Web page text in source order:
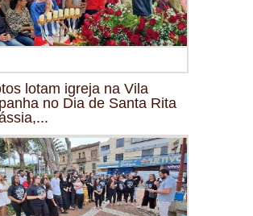
lotam igreja na Vila
no Dia de Santa Rita